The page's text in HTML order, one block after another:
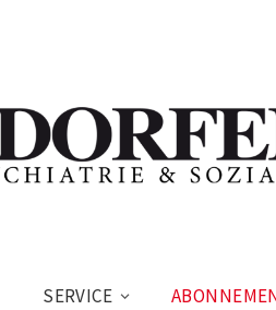
SERVICE